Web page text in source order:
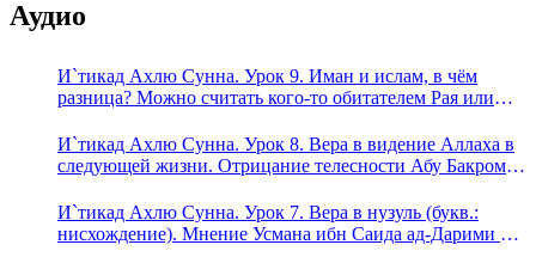
Аудио
И`тикад Ахлю Сунна. Урок 9. Иман и ислам, в чём
разница? Можно считать кого-то обитателем Рая или
И`тикад Ахлю Сунна. Урок 8. Вера в видение Аллаха в
следующей жизни. Отрицание телесности Абу Бакром
ибн Саида ад-Дарими. Иман – это слова, дела и
познание
И`тикад Ахлю Сунна. Урок 7. Вера в нузуль (букв.:
нисхождение). Мнение Усмана ибн Саида ад-Дарими о